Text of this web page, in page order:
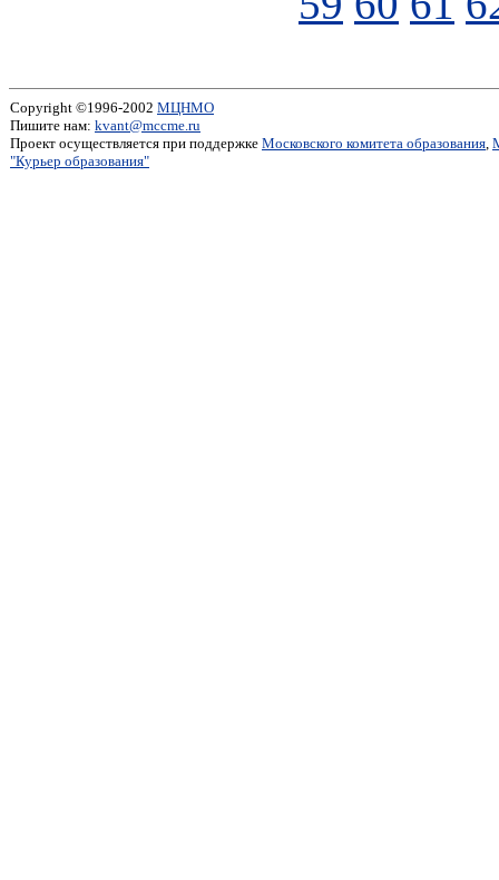
Copyright ©1996-2002 МЦНМО
Пишите нам: kvant@mccme.ru
Проект осуществляется при поддержке Московского комитета образования,
"Курьер образования"